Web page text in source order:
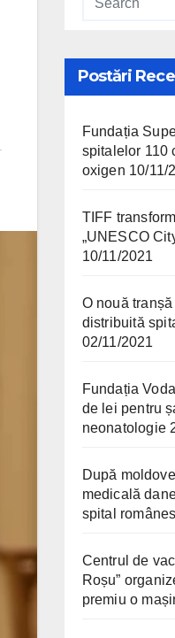
Postări
Fundația
spitalelor 110
oxigen 10/11/
TIFF
„UNESCO
10/11/2021
O nouă
distribuită
02/11/2021
Fundația
de lei pentru
neonatologie
După
medicală
spital
Centrul de
Roșu”
premiu o